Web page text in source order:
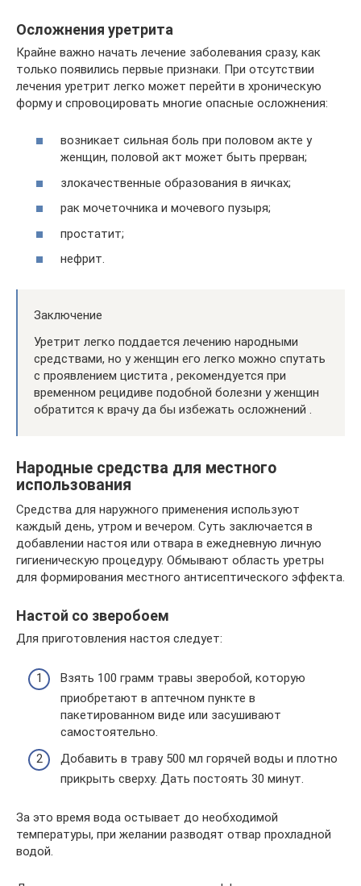
Осложнения уретрита
Крайне важно начать лечение заболевания сразу, как
только появились первые признаки. При отсутствии
лечения уретрит легко может перейти в хроническую
форму и спровоцировать многие опасные осложнения:
возникает сильная боль при половом акте у
женщин, половой акт может быть прерван;
злокачественные образования в яичках;
рак мочеточника и мочевого пузыря;
простатит;
нефрит.
Заключение
Уретрит легко поддается лечению народными
средствами, но у женщин его легко можно спутать
с проявлением цистита , рекомендуется при
временном рецидиве подобной болезни у женщин
обратится к врачу да бы избежать осложнений .
Народные средства для местного
использования
Средства для наружного применения используют
каждый день, утром и вечером. Суть заключается в
добавлении настоя или отвара в ежедневную личную
гигиеническую процедуру. Обмывают область уретры
для формирования местного антисептического эффекта.
Настой со зверобоем
Для приготовления настоя следует:
Взять 100 грамм травы зверобой, которую
приобретают в аптечном пункте в
пакетированном виде или засушивают
самостоятельно.
Добавить в траву 500 мл горячей воды и плотно
прикрыть сверху. Дать постоять 30 минут.
За это время вода остывает до необходимой
температуры, при желании разводят отвар прохладной
водой.